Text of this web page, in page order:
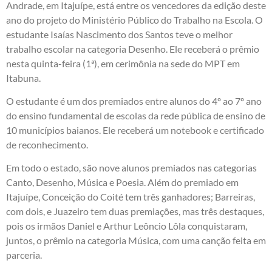
Andrade, em Itajuípe, está entre os vencedores da edição deste
ano do projeto do Ministério Público do Trabalho na Escola. O
estudante Isaías Nascimento dos Santos teve o melhor
trabalho escolar na categoria Desenho. Ele receberá o prêmio
nesta quinta-feira (1ª), em cerimônia na sede do MPT em
Itabuna.
O estudante é um dos premiados entre alunos do 4º ao 7º ano
do ensino fundamental de escolas da rede pública de ensino de
10 municípios baianos. Ele receberá um notebook e certificado
de reconhecimento.
Em todo o estado, são nove alunos premiados nas categorias
Canto, Desenho, Música e Poesia. Além do premiado em
Itajuípe, Conceição do Coité tem três ganhadores; Barreiras,
com dois, e Juazeiro tem duas premiações, mas três destaques,
pois os irmãos Daniel e Arthur Leôncio Lôla conquistaram,
juntos, o prêmio na categoria Música, com uma canção feita em
parceria.